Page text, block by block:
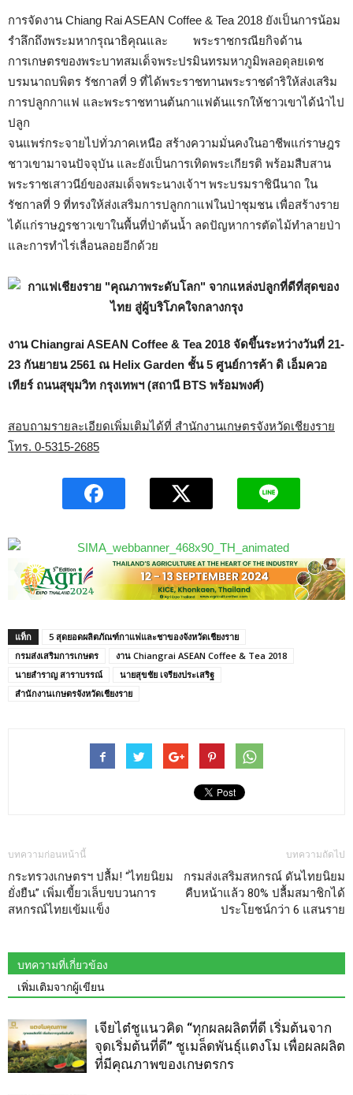
การจัดงาน Chiang Rai ASEAN Coffee & Tea 2018 ยังเป็นการน้อม
รำลึกถึงพระมหากรุณาธิคุณและ พระราชกรณียกิจด้าน
การเกษตรของพระบาทสมเด็จพระปรมินทรมหาภูมิพลอดุลยเดช
บรมนาถบพิตร รัชกาลที่ 9 ที่ได้พระราชทานพระราชดำริให้ส่งเสริม
การปลูกกาแฟ และพระราชทานต้นกาแฟต้นแรกให้ชาวเขาได้นำไป
ปลูก
จนแพร่กระจายไปทั่วภาคเหนือ สร้างความมั่นคงในอาชีพแก่ราษฎร
ชาวเขามาจนปัจจุบัน และยังเป็นการเทิดพระเกียรติ พร้อมสืบสาน
พระราชเสาวนีย์ของสมเด็จพระนางเจ้าฯ พระบรมราชินีนาถ ใน
รัชกาลที่ 9 ที่ทรงให้ส่งเสริมการปลูกกาแฟในป่าชุมชน เพื่อสร้างราย
ได้แก่ราษฎรชาวเขาในพื้นที่ป่าต้นน้ำ ลดปัญหาการตัดไม้ทำลายป่า
และการทำไร่เลื่อนลอยอีกด้วย
งาน Chiangrai ASEAN Coffee & Tea 2018 จัดขึ้นระหว่างวันที่ 21-
23 กันยายน 2561 ณ Helix Garden ชั้น 5 ศูนย์การค้า ดิ เอ็มควอ
เทียร์ ถนนสุขุมวิท กรุงเทพฯ (สถานี BTS พร้อมพงศ์)
สอบถามรายละเอียดเพิ่มเติมได้ที่ สำนักงานเกษตรจังหวัดเชียงราย
โทร. 0-5315-2685
แท็ก
5 สุดยอดผลิตภัณฑ์กาแฟและชาของจังหวัดเชียงราย
กรมส่งเสริมการเกษตร
งาน Chiangrai ASEAN Coffee & Tea 2018
นายสำราญ สาราบรรณ์
นายสุขชัย เจรียงประเสริฐ
สำนักงานเกษตรจังหวัดเชียงราย
บทความก่อนหน้านี้
กระทรวงเกษตรฯ ปลื้ม! “ไทยนิยม
ยั่งยืน” เพิ่มเขี้ยวเล็บขบวนการ
สหกรณ์ไทยเข้มแข็ง
บทความถัดไป
กรมส่งเสริมสหกรณ์ ดันไทยนิยม
คืบหน้าแล้ว 80% ปลื้มสมาชิกได้
ประโยชน์กว่า 6 แสนราย
บทความที่เกี่ยวข้อง
เพิ่มเติมจากผู้เขียน
เจียไต๋ชูแนวคิด “ทุกผลผลิตที่ดี เริ่มต้นจาก
จุดเริ่มต้นที่ดี” ชูเมล็ดพันธุ์แตงโม เพื่อผลผลิต
ที่มีคุณภาพของเกษตรกร